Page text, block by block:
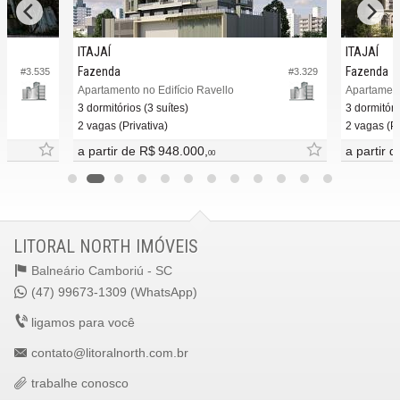
Endereço:
Rua Fritz Schineider
Fazenda
Itajaí /
SC
ver mapa abaixo
#3.535 #3.329
ITAJAÍ
Fazenda
Apartamento no Edifício Ravello
3 dormitórios (3 suítes)
2 vagas (Privativa)
a partir de R$ 948.000, 00
ITAJAÍ
Fazenda
3
2 vagas
a partir
LITORAL NORTH IMÓVEIS
Balneário Camboriú - SC
(47) 99673-1309 (WhatsApp)
ligamos para você
contato@litoralnorth.com.br
trabalhe conosco